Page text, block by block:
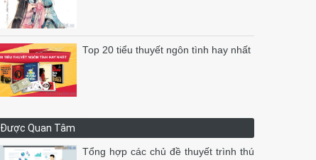
Top 20 tiểu thuyết ngôn tình hay nhất
Được Quan Tâm
Tổng hợp các chủ đề thuyết trình thú